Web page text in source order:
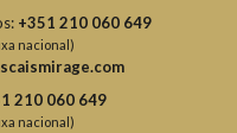
+351 210 060 649
nacional)
210 060 649
nacional)